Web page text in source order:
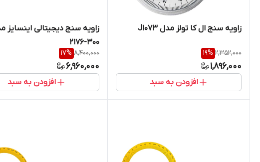
زاویه سنج ال کا تولز مدل J1073
2,352,000
19%
1,896,000
افزودن به سبد
زاویه سنج دیجیتالی اینسایز
300-2176
8,400,000
17%
6,960,000
افزودن به سبد